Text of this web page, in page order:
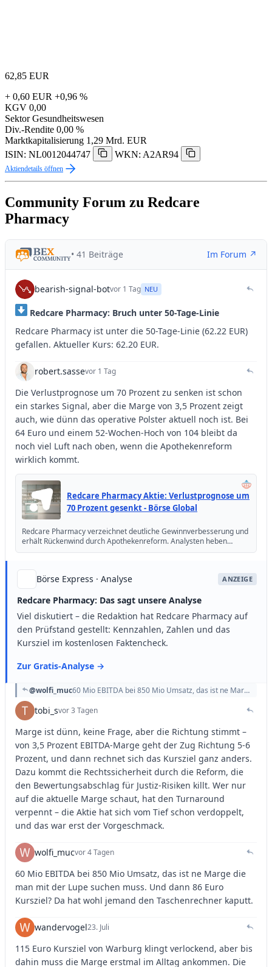
62,85 EUR
+ 0,60 EUR +0,96 %
KGV 0,00
Sektor Gesundheitswesen
Div.-Rendite 0,00 %
Marktkapitalisierung 1,29 Mrd. EUR
ISIN: NL0012044747
WKN: A2AR94
Aktiendetails öffnen
Community Forum zu Redcare
Pharmacy